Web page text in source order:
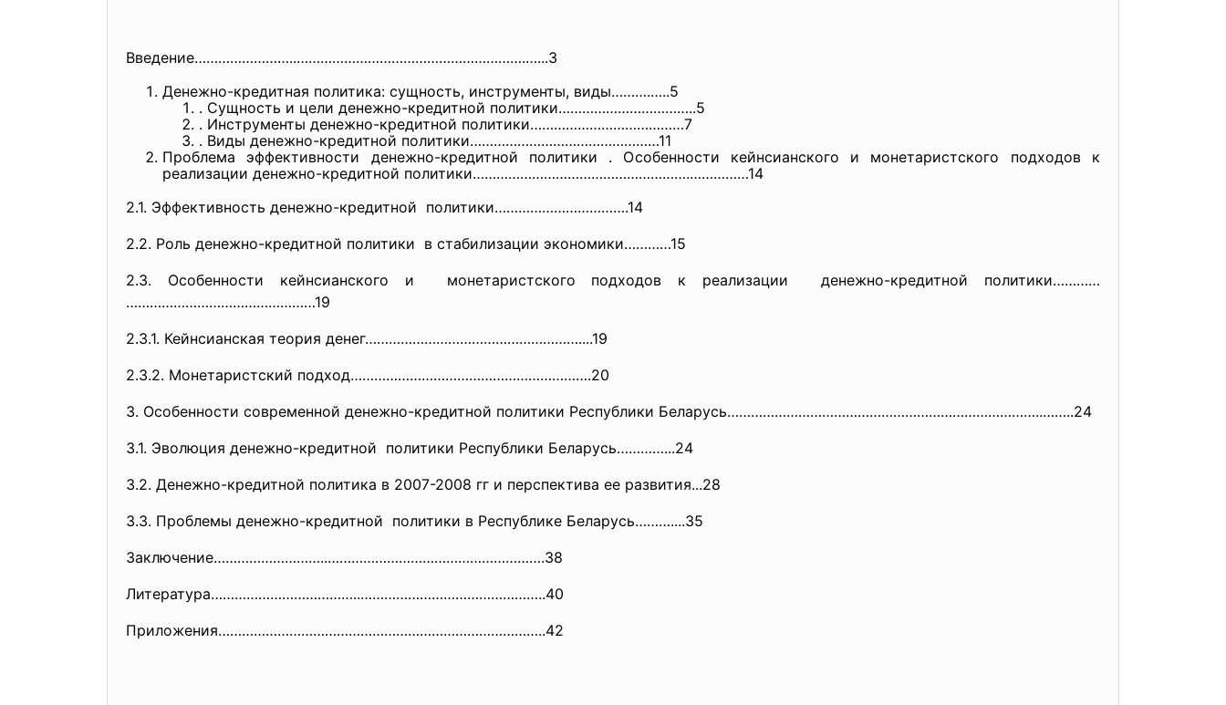
Введение……………………..………………………………………………….…...3
Денежно-кредитная политика: сущность, инструменты, виды……….…..5
. Сущность и цели денежно-кредитной политики……………………………..5
. Инструменты денежно-кредитной политики…………………………………7
. Виды денежно-кредитной политики…………………………………………11
Проблема эффективности денежно-кредитной политики . Особенности кейнсианского и монетаристского подходов к
реализации денежно-кредитной политики……………………………………………….……………14
2.1. Эффективность денежно-кредитной политики…………………………….14
2.2. Роль денежно-кредитной политики в стабилизации экономики…………15
2.3. Особенности кейнсианского и монетаристского подходов к реализации денежно-кредитной политики…………
…………………………………………19
2.3.1. Кейнсианская теория денег………………………………………………....19
2.3.2. Монетаристский подход…………………………………………………….20
3. Особенности современной денежно-кредитной политики Республики Беларусь……………………………………………………………………..……..24
3.1. Эволюция денежно-кредитной политики Республики Беларусь…………...24
3.2. Денежно-кредитной политика в 2007-2008 гг и перспектива ее развития...28
3.3. Проблемы денежно-кредитной политики в Республике Беларусь………....35
Заключение………………………..……………………………………………….38
Литература………………………………..………………………………………..40
Приложения………………………………………………………………………..42